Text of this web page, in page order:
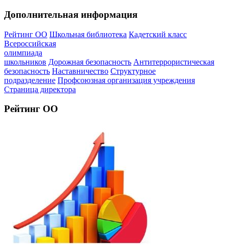
Дополнительная информация
Рейтинг ОО Школьная библиотека Кадетский класс
Всероссийская
олимпиада
школьников Дорожная безопасность Антитеррористическая
безопасность Наставничество Структурное
подразделение Профсоюзная организация учреждения
Страница директора
Рейтинг ОО